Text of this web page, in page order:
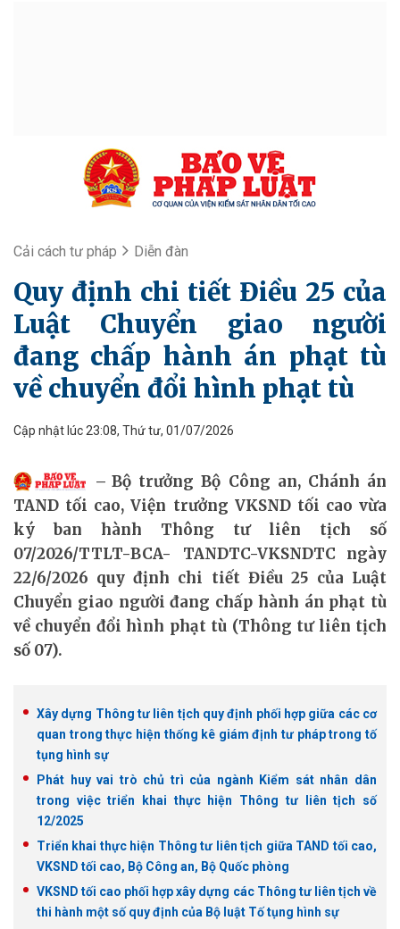
Cải cách tư pháp Diễn đàn
Quy định chi tiết Điều 25 của
Luật Chuyển giao người
đang chấp hành án phạt tù
về chuyển đổi hình phạt tù
Cập nhật lúc 23:08, Thứ tư, 01/07/2026
Bộ trưởng Bộ Công an, Chánh án
TAND tối cao, Viện trưởng VKSND tối cao vừa
ký ban hành Thông tư liên tịch số
07/2026/TTLT-BCA- TANDTC-VKSNDTC ngày
22/6/2026 quy định chi tiết Điều 25 của Luật
Chuyển giao người đang chấp hành án phạt tù
về chuyển đổi hình phạt tù (Thông tư liên tịch
số 07).
Xây dựng Thông tư liên tịch quy định phối hợp giữa các cơ
quan trong thực hiện thống kê giám định tư pháp trong tố
tụng hình sự
Phát huy vai trò chủ trì của ngành Kiểm sát nhân dân
trong việc triển khai thực hiện Thông tư liên tịch số
12/2025
Triển khai thực hiện Thông tư liên tịch giữa TAND tối cao,
VKSND tối cao, Bộ Công an, Bộ Quốc phòng
VKSND tối cao phối hợp xây dựng các Thông tư liên tịch về
thi hành một số quy định của Bộ luật Tố tụng hình sự